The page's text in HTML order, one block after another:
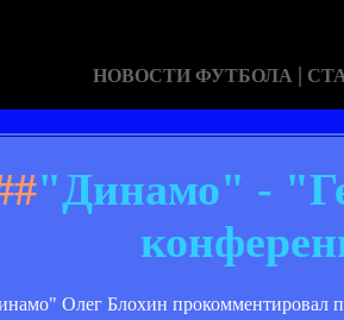
НОВОСТИ ФУТБОЛА |
"Динамо" -
Олег Блохин прокомментировал